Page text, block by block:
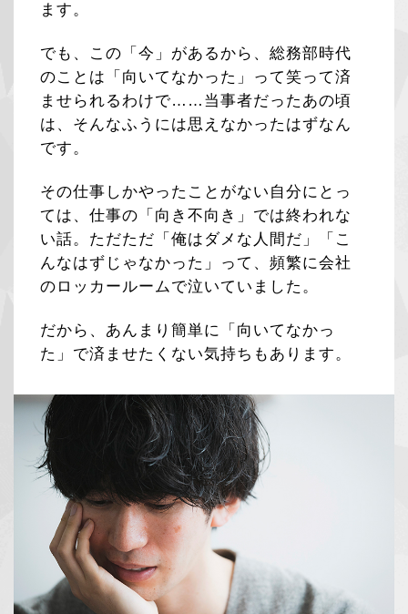
ます。
でも、この「今」があるから、総務部時代
のことは「向いてなかった」って笑って済
ませられるわけで……当事者だったあの頃
は、そんなふうには思えなかったはずなん
です。
その仕事しかやったことがない自分にとっ
ては、仕事の「向き不向き」では終われな
い話。ただただ「俺はダメな人間だ」「こ
んなはずじゃなかった」って、頻繁に会社
のロッカールームで泣いていました。
だから、あんまり簡単に「向いてなかっ
た」で済ませたくない気持ちもあります。